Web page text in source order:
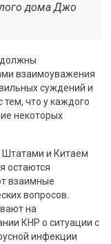
дома Джо
взаимоуважения
суждений и
тем, что у каждого
некоторых
и Китаем
остаются
взаимные
вопросов.
на
КНР о ситуации с
инфекции